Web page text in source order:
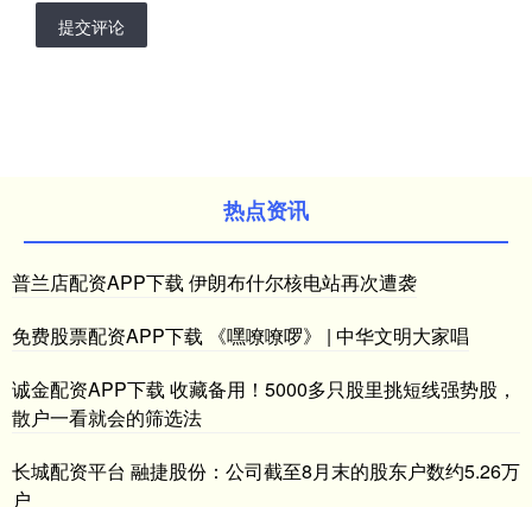
提交评论
热点资讯
普兰店配资APP下载 伊朗布什尔核电站再次遭袭
免费股票配资APP下载 《嘿嘹嘹啰》 | 中华文明大家唱
诚金配资APP下载 收藏备用！5000多只股里挑短线强势股，
散户一看就会的筛选法
长城配资平台 融捷股份：公司截至8月末的股东户数约5.26万
户